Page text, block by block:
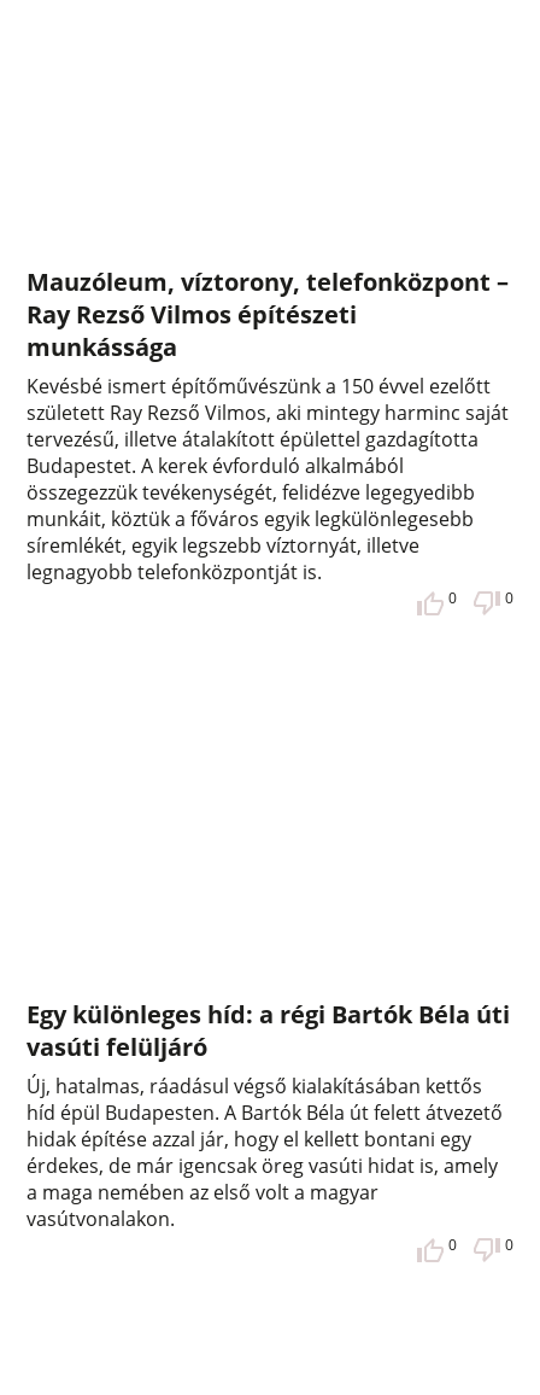
Mauzóleum, víztorony, telefonközpont –
Ray Rezső Vilmos építészeti
munkássága
Kevésbé ismert építőművészünk a 150 évvel ezelőtt
született Ray Rezső Vilmos, aki mintegy harminc saját
tervezésű, illetve átalakított épülettel gazdagította
Budapestet. A kerek évforduló alkalmából
összegezzük tevékenységét, felidézve legegyedibb
munkáit, köztük a főváros egyik legkülönlegesebb
síremlékét, egyik legszebb víztornyát, illetve
legnagyobb telefonközpontját is.
0 0
Egy különleges híd: a régi Bartók Béla úti
vasúti felüljáró
Új, hatalmas, ráadásul végső kialakításában kettős
híd épül Budapesten. A Bartók Béla út felett átvezető
hidak építése azzal jár, hogy el kellett bontani egy
érdekes, de már igencsak öreg vasúti hidat is, amely
a maga nemében az első volt a magyar
vasútvonalakon.
0 0